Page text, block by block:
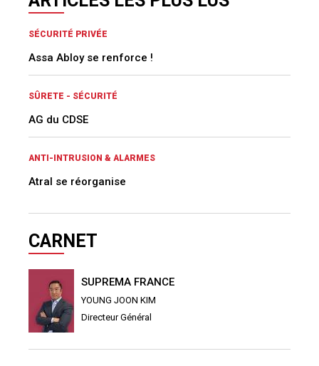
SÉCURITÉ PRIVÉE
Assa Abloy se renforce !
SÛRETE - SÉCURITÉ
AG du CDSE
ANTI-INTRUSION & ALARMES
Atral se réorganise
CARNET
SUPREMA FRANCE
YOUNG JOON KIM
Directeur Général